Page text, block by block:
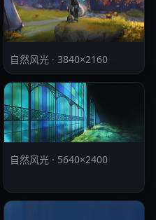
自然风光 · 3840×2160
自然风光 · 5640×2400